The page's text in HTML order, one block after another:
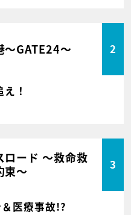
～GATE24～ 2
！
ロード ～救命救
束～
3
医療事故!?